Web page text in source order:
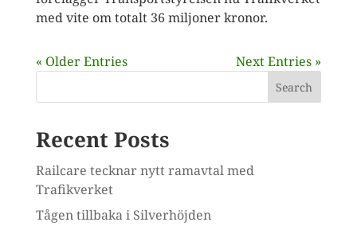
med vite om totalt 36 miljoner kronor.
« Older Entries Next Entries »
Search
Recent Posts
Railcare tecknar nytt ramavtal med
Trafikverket
Tågen tillbaka i Silverhöjden